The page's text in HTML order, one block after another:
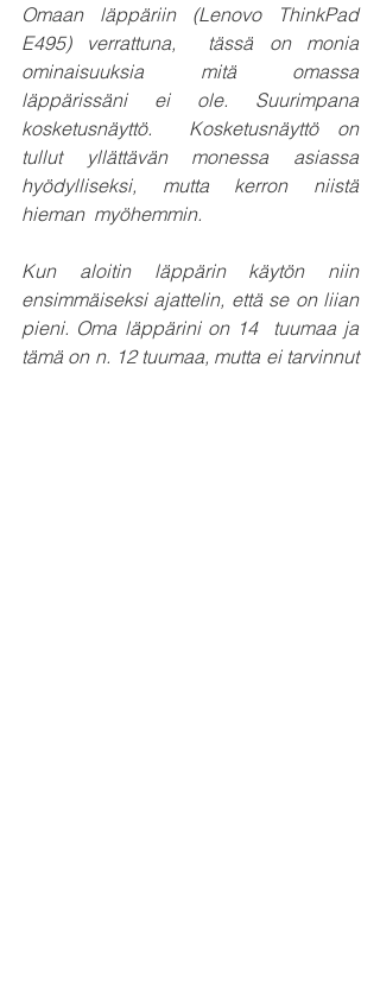
Omaan läppäriin (Lenovo ThinkPad
E495) verrattuna,  tässä on monia
ominaisuuksia mitä omassa
läppärissäni ei ole. Suurimpana
kosketusnäyttö.  Kosketusnäyttö on
tullut yllättävän monessa asiassa
hyödylliseksi, mutta kerron niistä
hieman  myöhemmin.
Kun aloitin läppärin käytön niin
ensimmäiseksi ajattelin, että se on liian
pieni. Oma läppärini on 14  tuumaa ja
tämä on n. 12 tuumaa, mutta ei tarvinnut